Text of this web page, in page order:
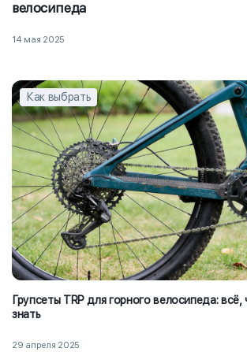
велосипеда
14 мая 2025
Как выбрать
Групсеты TRP для горного велосипеда:
знать
29 апреля 2025